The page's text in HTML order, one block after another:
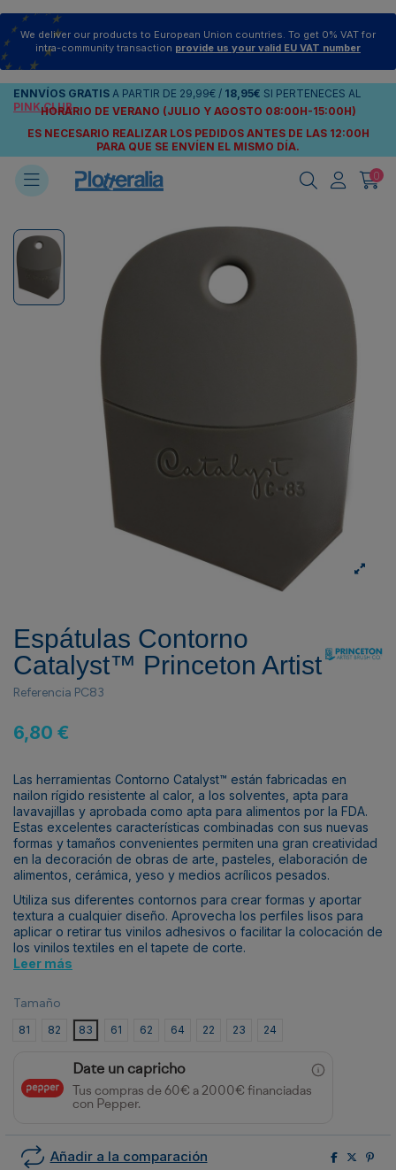
We deliver our products to European Union countries. To get 0% VAT for
intra-community transaction provide us your valid EU VAT number
ENNVÍOS GRATIS A PARTIR DE 29,99€ / 18,95€ SI PERTENECES AL
PINK CLUB
HORARIO DE VERANO (JULIO Y AGOSTO 08:00H-15:00H)
ES NECESARIO REALIZAR LOS PEDIDOS ANTES DE LAS 12:00H
PARA QUE SE ENVÍEN EL MISMO DÍA.
0
Espátulas Contorno
Catalyst­™ Princeton Artist
Referencia PC83
6,80 €
Las herramientas Contorno Catalyst™ están fabricadas en
nailon rígido resistente al calor, a los solventes, apta para
lavavajillas y aprobada como apta para alimentos por la FDA.
Estas excelentes características combinadas con sus nuevas
formas y tamaños convenientes permiten una gran creatividad
en la decoración de obras de arte, pasteles, elaboración de
alimentos, cerámica, yeso y medios acrílicos pesados.
Utiliza sus diferentes contornos para crear formas y aportar
textura a cualquier diseño. Aprovecha los perfiles lisos para
aplicar o retirar tus vinilos adhesivos o facilitar la colocación de
los vinilos textiles en el tapete de corte.
Leer más
Tamaño
81 82 83 61 62 64 22 23 24
Date un capricho
Tus compras de 60€ a 2000€ financiadas
con Pepper.
Añadir a la comparación